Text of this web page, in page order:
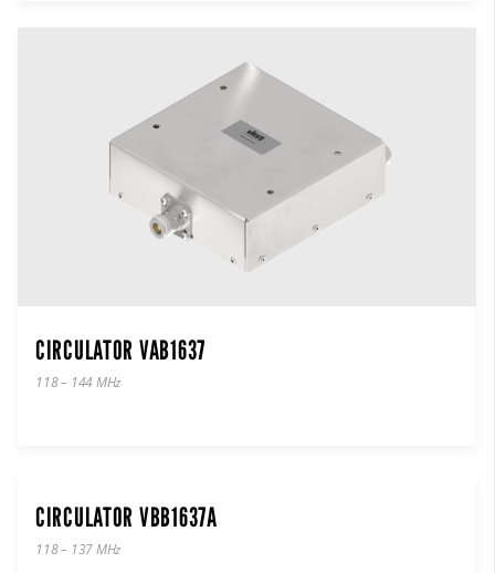
CIRCULATOR VAB1637
118 – 144 MHz
CIRCULATOR VBB1637A
118 – 137 MHz